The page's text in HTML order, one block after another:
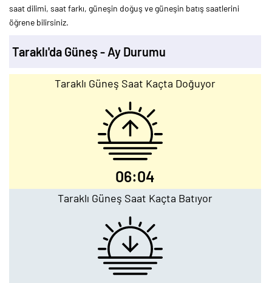
saat dilimi, saat farkı, güneşin doğuş ve güneşin batış saatlerini
öğrene bilirsiniz.
Taraklı'da Güneş - Ay Durumu
Taraklı Güneş Saat Kaçta Doğuyor
06:04
Taraklı Güneş Saat Kaçta Batıyor